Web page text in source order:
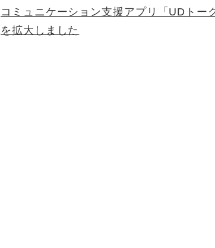
コミュニケーション支援アプリ「UDトー
を拡大しました